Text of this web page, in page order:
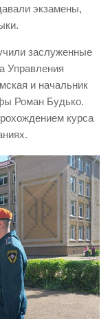
экзамены,
заслуженные
Управления
и начальник
Роман Будько.
курса